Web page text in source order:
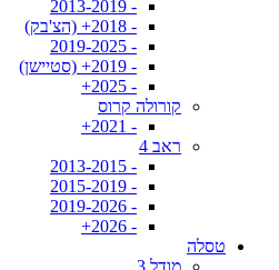
- 2013-2019
- 2018+ (הצ'בק)
- 2019-2025
- 2019+ (סטיישן)
- 2025+
קורולה קרוס
- 2021+
ראב 4
- 2013-2015
- 2015-2019
- 2019-2026
- 2026+
טסלה
מודל 3